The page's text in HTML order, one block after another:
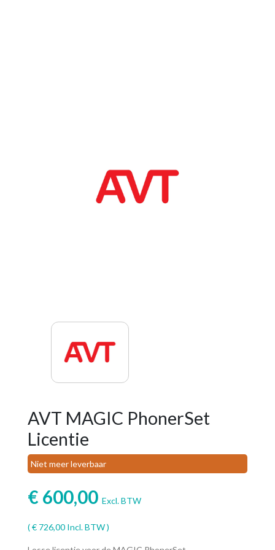
AVT MAGIC PhonerSet
Licentie
Niet meer leverbaar
€ 600,00 Excl. BTW
(€726,00Incl. BTW )